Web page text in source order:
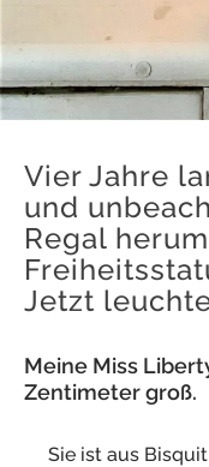
Vier Jahre
und
Regal
Jetzt
Meine Miss
Zentimeter groß.
Sie ist aus